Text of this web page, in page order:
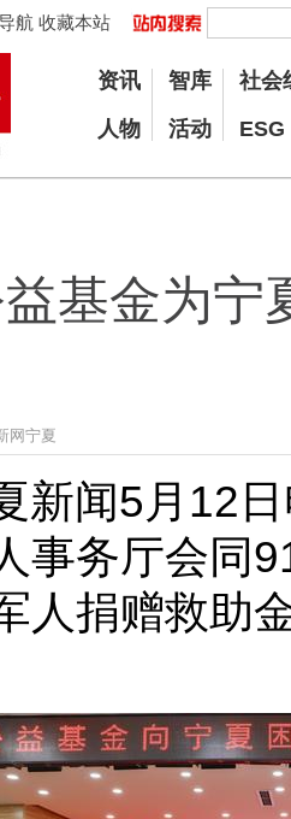
航 收藏本站
资讯
人物
智库
活动
社会
ESG
基金为宁
网宁夏
新闻5月12
事务厅会同
人捐赠救助